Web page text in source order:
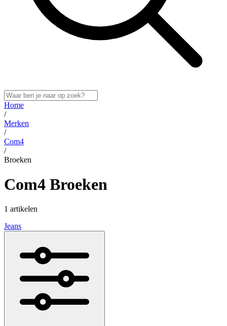
Home
/
Merken
/
Com4
/
Broeken
Com4 Broeken
1 artikelen
Jeans